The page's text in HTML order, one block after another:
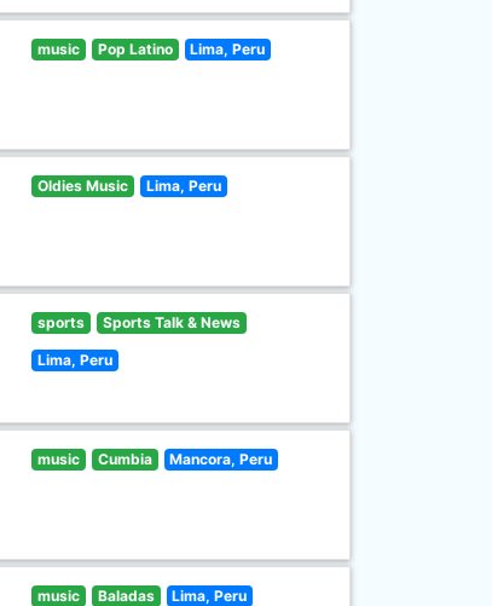
music Pop Latino Lima, Peru
Oldies Music Lima, Peru
sports Sports Talk & News
Lima, Peru
music Cumbia Mancora, Peru
music Baladas Lima, Peru